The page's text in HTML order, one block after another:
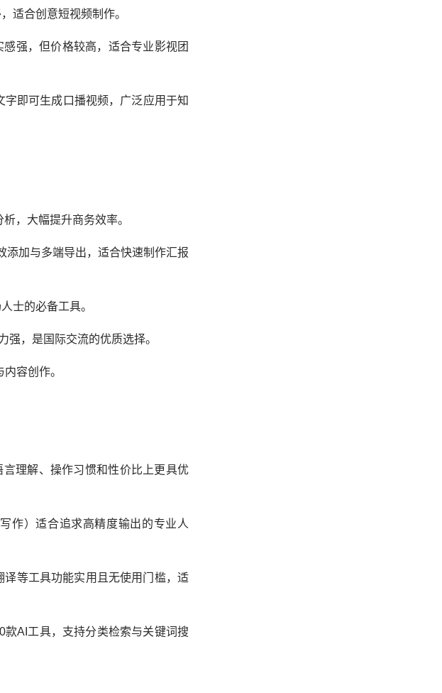
适合创意短视频制作。
强，但价格较高，适合专业影视团
即可生成口播视频，广泛应用于知
，大幅提升商务效率。
加与多端导出，适合快速制作汇报
士的必备工具。
，是国际交流的优质选择。
容创作。
理解、操作习惯和性价比上更具优
作）适合追求高精度输出的专业人
等工具功能实用且无使用门槛，适
AI工具，支持分类检索与关键词搜